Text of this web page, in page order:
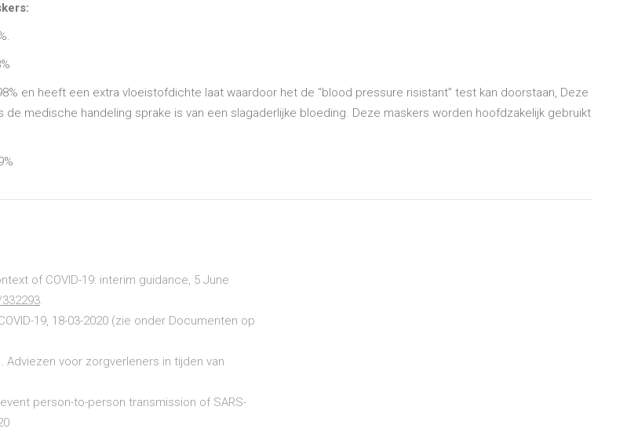
en heeft een extra vloeistofdichte laat waardoor het de “blood pressure risistant” test kan doorstaan, Deze
medische handeling sprake is van een slagaderlijke bloeding. Deze maskers worden hoofdzakelijk gebruikt
of COVID-19: interim guidance, 5 June
.
19, 18-03-2020 (zie onder Documenten op
voor zorgverleners in tijden van
person-to-person transmission of SARS-